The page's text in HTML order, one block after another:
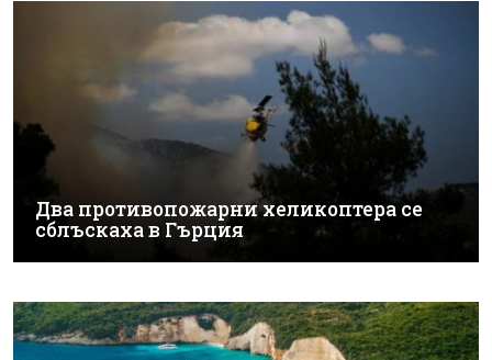
Два противопожарни хеликоптера се
сблъскаха в Гърция